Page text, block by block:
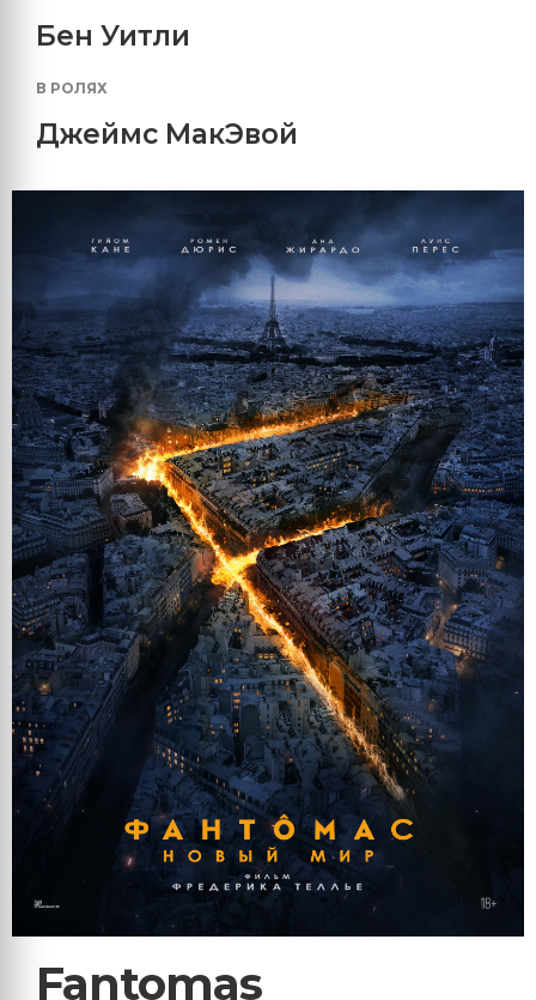
Бен Уитли
В РОЛЯХ
Джеймс МакЭвой
Fantomas